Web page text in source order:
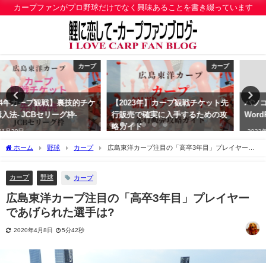
カープファンがプロ野球だけでなく興味あることを書き綴っています
カープ
【2023年】カープ観戦チケット先
行販売で確実に入手するための攻
略ガイド
パソコン超初心者が選んだ
WordPressテーマ「Diver」
2023年5月9日
ホーム 野球 カープ
広島東洋カープ注目の「高卒3年目」プレイヤーで
カープ 野球 カープ
広島東洋カープ注目の「高卒3年目」プレイヤー
であげられた選手は?
2020年4月8日 5分42秒